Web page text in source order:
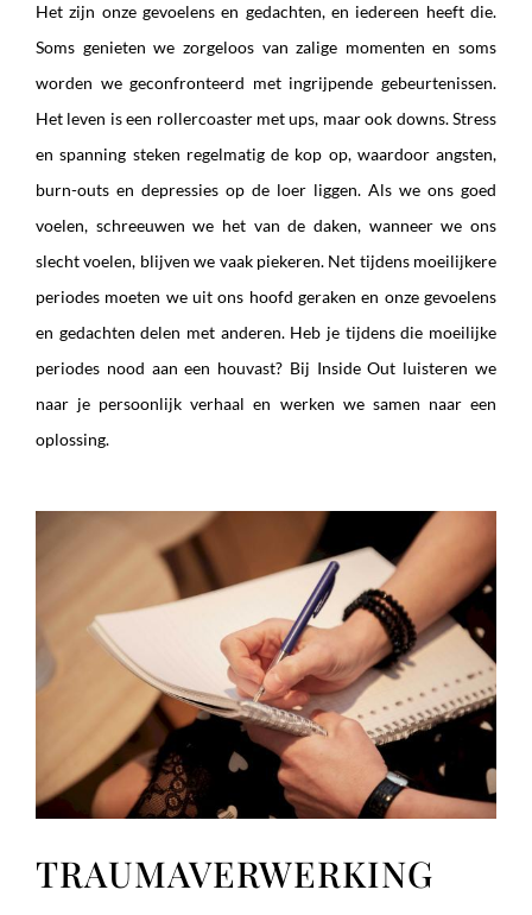
Het zijn onze gevoelens en gedachten, en iedereen heeft die.
Soms genieten we zorgeloos van zalige momenten en soms
worden we geconfronteerd met ingrijpende gebeurtenissen.
Het leven is een rollercoaster met ups, maar ook downs. Stress
en spanning steken regelmatig de kop op, waardoor angsten,
burn-outs en depressies op de loer liggen. Als we ons goed
voelen, schreeuwen we het van de daken, wanneer we ons
slecht voelen, blijven we vaak piekeren. Net tijdens moeilijkere
periodes moeten we uit ons hoofd geraken en onze gevoelens
en gedachten delen met anderen. Heb je tijdens die moeilijke
periodes nood aan een houvast? Bij Inside Out luisteren we
naar je persoonlijk verhaal en werken we samen naar een
oplossing.
TRAUMAVERWERKING